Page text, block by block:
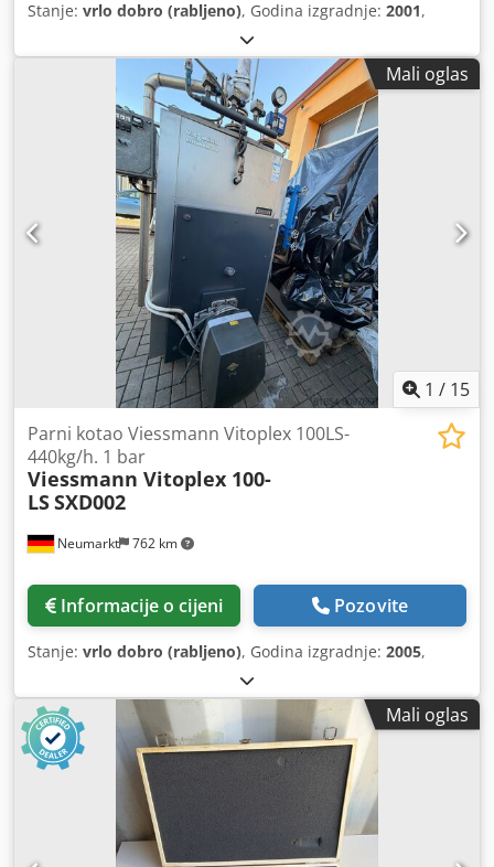
Stanje: vrlo dobro (rabljeno), Godina izgradnje: 2001,
Mali oglas
1 / 15
Neumarkt 762 km
Parni kotao Viessmann Vitoplex 100LS-
440kg/h. 1 bar
Viessmann Vitoplex 100-
LSSXD002
Informacije o cijeni Pozovite
Stanje: vrlo dobro (rabljeno), Godina izgradnje: 2005,
Mali oglas